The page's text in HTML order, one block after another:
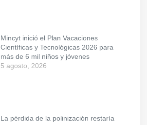
Mincyt inició el Plan Vacaciones
Científicas y Tecnológicas 2026 para
más de 6 mil niños y jóvenes
5 agosto, 2026
La pérdida de la polinización restaría